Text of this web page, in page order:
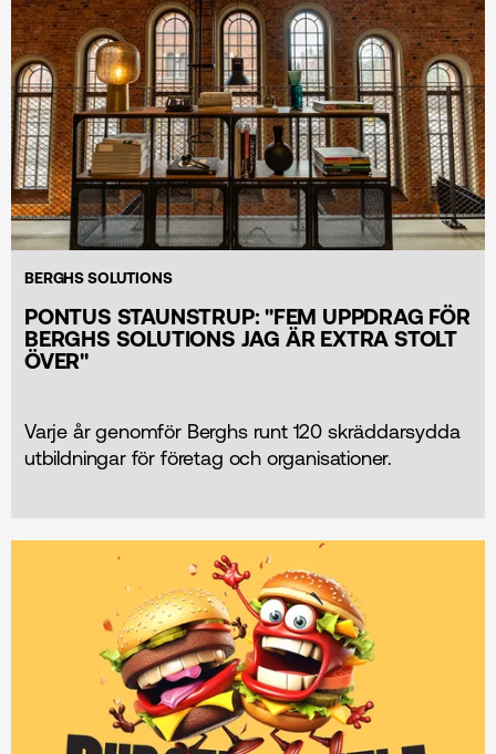
BERGHS SOLUTIONS
PONTUS STAUNSTRUP: ''FEM UPPDRAG FÖR
BERGHS SOLUTIONS JAG ÄR EXTRA STOLT
ÖVER''
Varje år genomför Berghs runt 120 skräddarsydda
utbildningar för företag och organisationer.